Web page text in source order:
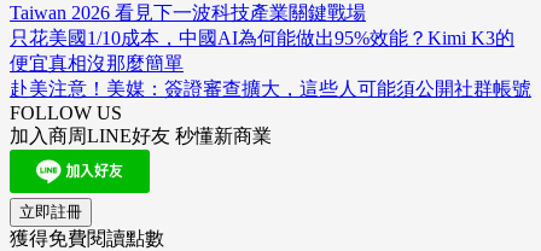
Taiwan 2026 看見下一波科技產業關鍵戰場
只花美國1/10成本，中國AI為何能做出95%效能？Kimi K3的
便宜真相沒那麼簡單
赴美注意！美媒：簽證審查擴大，這些人可能須公開社群帳號
FOLLOW US
加入商周LINE好友 秒懂新商業
立即註冊
獲得免費閱讀點數